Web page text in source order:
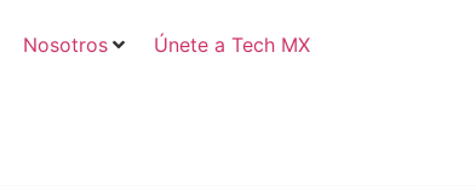
Nosotros Únete a Tech MX